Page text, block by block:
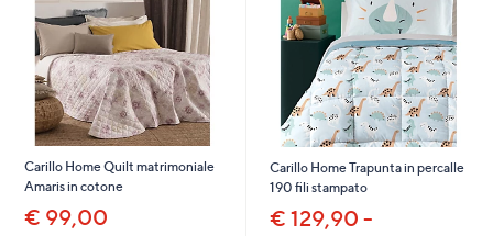
Carillo Home Quilt matrimoniale
Amaris in cotone
€ 99,00
Carillo Home Trapunta in percalle
190 fili stampato
€ 129,90 -